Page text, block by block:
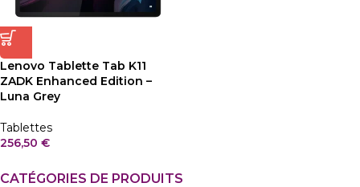
Lenovo Tablette Tab K11
ZADK Enhanced Edition –
Luna Grey
Tablettes
256,50 €
CATÉGORIES DE PRODUITS